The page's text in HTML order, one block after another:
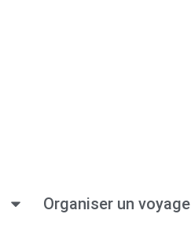
Organiser un voyage